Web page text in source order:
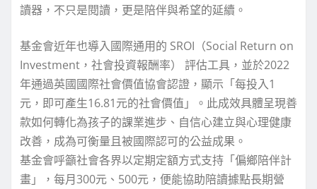
讀器，不只是閱讀，更是陪伴與希望的延續。
基金會近年也導入國際通用的 SROI（Social Return on
Investment，社會投資報酬率） 評估工具，並於2022
年通過英國國際社會價值協會認證，顯示「每投入1
元，即可產生16.81元的社會價值」。此成效具體呈現善
款如何轉化為孩子的課業進步、自信心建立與心理健康
改善，成為可衡量且被國際認可的公益成果。
基金會呼籲社會各界以定期定額方式支持「偏鄉陪伴計
畫」，每月300元、500元，便能協助陪讀據點長期營